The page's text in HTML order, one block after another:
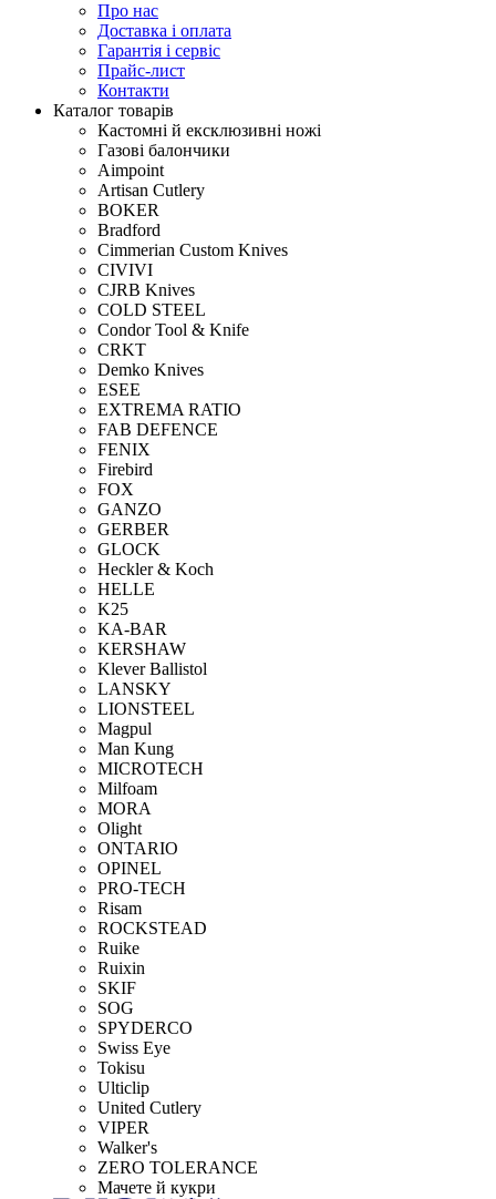
Про нас
Доставка і оплата
Гарантія і сервіс
Прайс-лист
Контакти
Каталог товарів
Кастомні й ексклюзивні ножі
Газові балончики
Aimpoint
Artisan Cutlery
BOKER
Bradford
Cimmerian Custom Knives
CIVIVI
CJRB Knives
COLD STEEL
Condor Tool & Knife
CRKT
Demko Knives
ESEE
EXTREMA RATIO
FAB DEFENCE
FENIX
Firebird
FOX
GANZO
GERBER
GLOCK
Heckler & Koch
HELLE
K25
KA-BAR
KERSHAW
Klever Ballistol
LANSKY
LIONSTEEL
Magpul
Man Kung
MICROTECH
Milfoam
MORA
Olight
ONTARIO
OPINEL
PRO-TECH
Risam
ROCKSTEAD
Ruike
Ruixin
SKIF
SOG
SPYDERCO
Swiss Eye
Tokisu
Ulticlip
United Cutlery
VIPER
Walker's
ZERO TOLERANCE
Мачете й кукри